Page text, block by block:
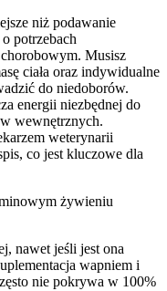
niż podawanie
potrzebach
Musisz
ciała oraz indywidualne
do niedoborów.
energii niezbędnej do
wewnętrznych.
weterynarii
co jest kluczowe dla
żywieniu
nawet jeśli jest ona
wapniem i
nie pokrywa w 100%